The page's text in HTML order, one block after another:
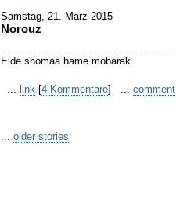
Samstag, 21. März 2015
Norouz
Eide shomaa hame mobarak
... link [4 Kommentare] ... comment
... older stories